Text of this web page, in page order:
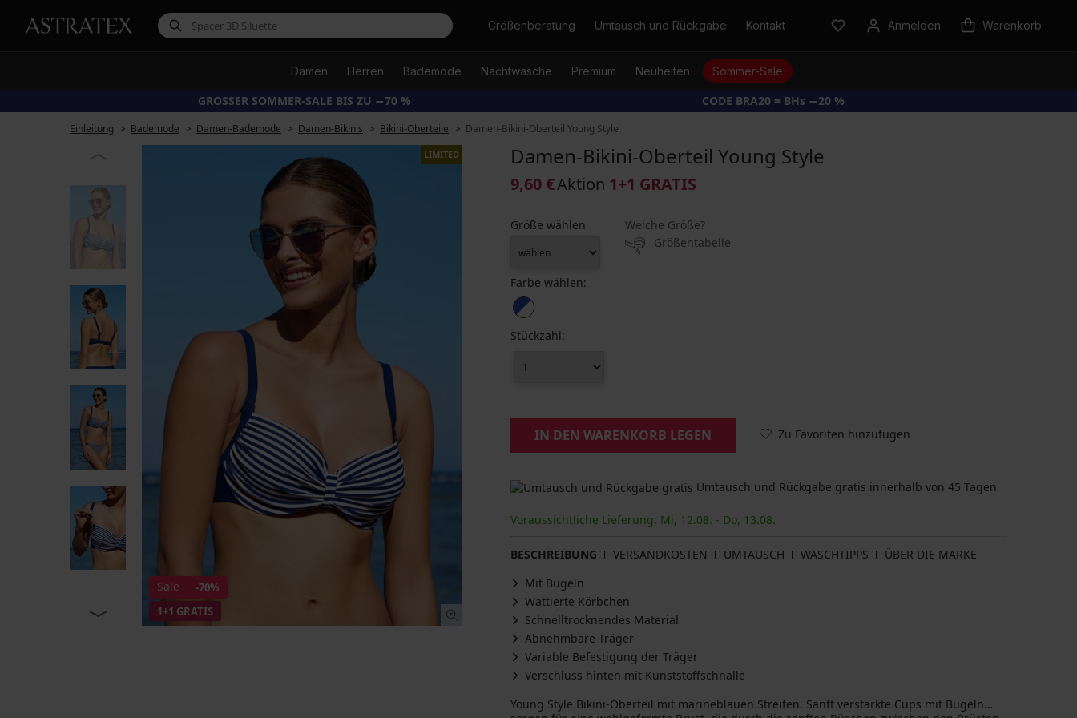
SucheGrößenberatung Umtausch und Rückgabe Kontakt Anmelden Warenkorb
Damen Herren Bademode Nachtwäsche Premium Neuheiten Sommer-Sale
GROSSER SOMMER-SALE BIS ZU −70 % CODE BRA20 = BHs −20 %
Einleitung Bademode Damen-Bademode Damen-Bikinis Bikini-Oberteile Damen-Bikini-Oberteil Young Style
Sale
-70%
1+1 GRATIS
LIMITED Damen-Bikini-Oberteil Young Style
9,60 €Aktion 1+1 GRATIS
Größe wählen
Welche Größe?
Größentabelle
Farbe wählen:
Stückzahl:
IN DEN WARENKORB LEGEN Zu Favoriten hinzufügen
Umtausch und Rückgabe gratis innerhalb von 45 Tagen
Voraussichtliche Lieferung: Mi, 12.08. - Do, 13.08.
BESCHREIBUNG VERSANDKOSTEN UMTAUSCH WASCHTIPPS
ÜBER DIE MARKE
Mit Bügeln
Wattierte Körbchen
Schnelltrocknendes Material
Abnehmbare Träger
Variable Befestigung der Träger
Verschluss hinten mit Kunststoffschnalle
Young Style Bikini-Oberteil mit marineblauen Streifen. Sanft verstärkte Cups mit Bügeln